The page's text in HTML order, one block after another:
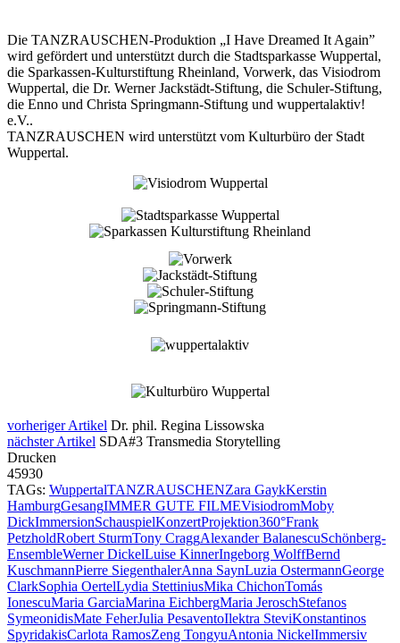
Die TANZRAUSCHEN-Produktion „I Have Dreamed It Again”
wird gefördert und unterstützt durch die Stadtsparkasse Wuppertal,
die Sparkassen-Kulturstiftung Rheinland, Vorwerk, das Visiodrom
Wuppertal, die Dr. Werner Jackstädt-Stiftung, die Schuler-Stiftung,
die Enno und Christa Springmann-Stiftung und wuppertalaktiv!
e.V..
TANZRAUSCHEN wird unterstützt vom Kulturbüro der Stadt
Wuppertal.
vorheriger Artikel Dr. phil. Regina Lissowska
nächster Artikel SDA#3 Transmedia Storytelling
Drucken
45930
TAGs: WuppertalTANZRAUSCHENZara GaykKerstin
HamburgGesangIMMER GUTE FILMEVisiodromMoby
DickImmersionSchauspielKonzertProjektion360°Frank
PetzholdRobert SturmTony CraggAlexander BalanescuSchönberg-
EnsembleWerner DickelLuise KinnerIngeborg WolffBernd
KuschmannPierre SiegenthalerAnna SaynLuzia OstermannGeorge
ClarkSophia OertelLydia StettiniusMika ChichonTomás
IonescuMaria GarciaMarina EichbergMaria JeroschStefanos
SymeonidisMate FeherJulia PesaventoIlektra SteviKonstantinos
SpyridakisCarlota RamosZeng TongyuAntonia NickelImmersiv